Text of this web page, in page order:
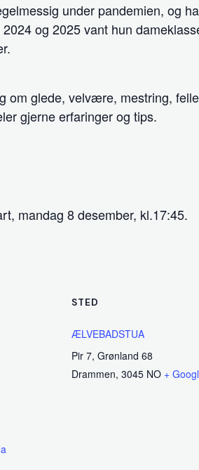
under pandemien, og
og 2025 vant hun
om glede, velvære, mestring,
gjerne erfaringer og tips.
mandag 8 desember, kl.17:45.
STED
ÆLVEBADSTUA
Pir 7, Grønland 68
Drammen, 3045 NO +